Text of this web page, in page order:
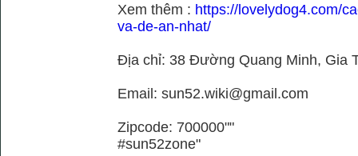
Xem thêm : https://lovelydog4.com/
va-de-an-nhat/
Địa chỉ: 38 Đường Quang Minh, Gia
Email: sun52.wiki@gmail.com
Zipcode: 700000""
#sun52zone"